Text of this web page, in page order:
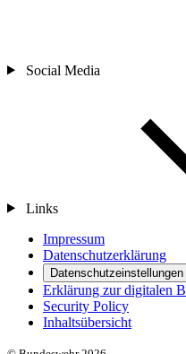
Social Media
Links
Impressum
Datenschutzerklärung
Erklärung zur digitalen
Security Policy
Inhaltsübersicht